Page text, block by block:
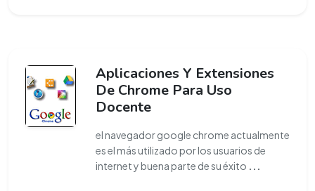
Aplicaciones Y Extensiones
De Chrome Para Uso
Docente
el navegador google chrome actualmente
es el más utilizado por los usuarios de
internet y buena parte de su éxito ...